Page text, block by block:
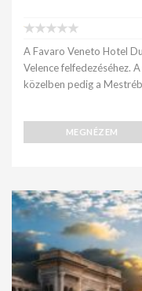
A Favaro Veneto Hotel
Velence felfedezéséhez.
közelben pedig a
MEGNÉZEM